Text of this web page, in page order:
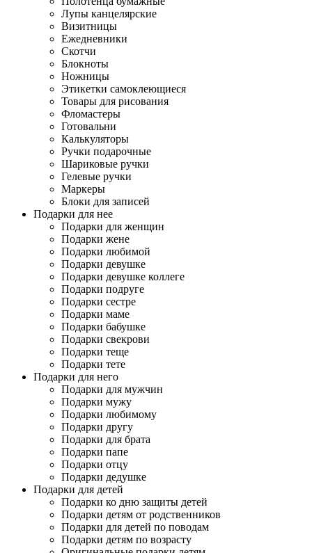
Лупы канцелярские
Визитницы
Ежедневники
Скотчи
Блокноты
Ножницы
Этикетки самоклеющиеся
Товары для рисования
Фломастеры
Готовальни
Калькуляторы
Ручки подарочные
Шариковые ручки
Гелевые ручки
Маркеры
Блоки для записей
Подарки для нее
Подарки для женщин
Подарки жене
Подарки любимой
Подарки девушке
Подарки девушке коллеге
Подарки подруге
Подарки сестре
Подарки маме
Подарки бабушке
Подарки свекрови
Подарки теще
Подарки тете
Подарки для него
Подарки для мужчин
Подарки мужу
Подарки любимому
Подарки другу
Подарки для брата
Подарки папе
Подарки отцу
Подарки дедушке
Подарки для детей
Подарки ко дню защиты детей
Подарки детям от родственников
Подарки для детей по поводам
Подарки детям по возрасту